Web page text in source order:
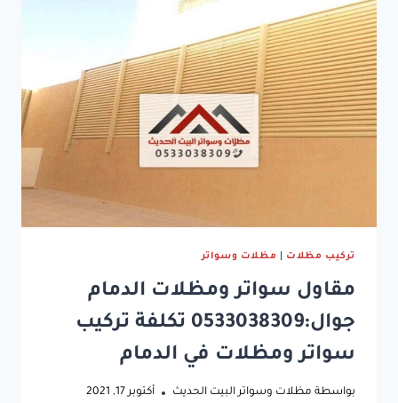
تركيب مظلات مظلات وسواتر
مقاول سواتر ومظلات الدمام
جوال:0533038309 تكلفة تركيب
سواتر ومظلات في الدمام
بواسطة مظلات وسواتر البيت الحديث أكتوبر 17, 2021